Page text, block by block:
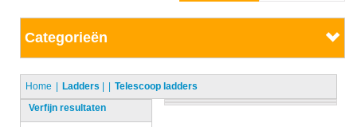
Categorieën
Home Ladders |
Telescoop ladders
Verfijn resultaten